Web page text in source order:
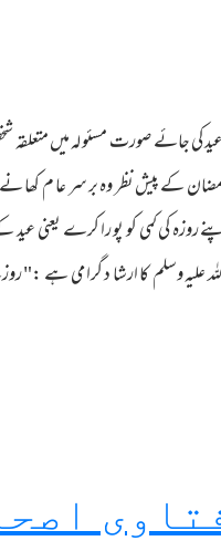
کی جائے صورت مسئو لہ میں
کے پیش نظر وہ بر سر عا م
روزہ کی کمی کو پو را کرے یعنی
علیہ وسلم کا ارشا د گرا می